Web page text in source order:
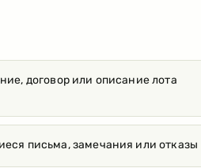
договор или описание лота
письма, замечания или отказы